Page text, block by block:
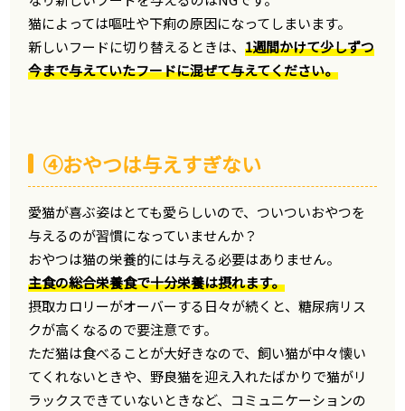
猫によっては嘔吐や下痢の原因になってしまいます。
新しいフードに切り替えるときは、1週間かけて少しずつ
今まで与えていたフードに混ぜて与えてください。
④おやつは与えすぎない
愛猫が喜ぶ姿はとても愛らしいので、ついついおやつを
与えるのが習慣になっていませんか？
おやつは猫の栄養的には与える必要はありません。
主食の総合栄養食で十分栄養は摂れます。
摂取カロリーがオーバーする日々が続くと、糖尿病リス
クが高くなるので要注意です。
ただ猫は食べることが大好きなので、飼い猫が中々懐い
てくれないときや、野良猫を迎え入れたばかりで猫がリ
ラックスできていないときなど、コミュニケーションの